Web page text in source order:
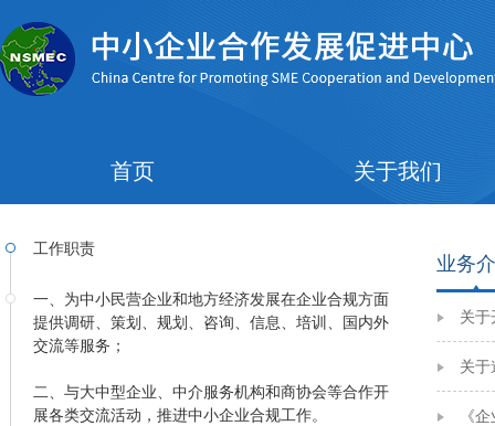
首页 关于我们
工作职责
一、 为中小民营企业和地方经济发展在企业合规方面
提供调研、策划、规划、咨询、信息、培训、国内外
交流等服务；
二
、与大中型企业、中介服务机构和商协会等合作开
展各类交流活动，推进中小企业合规工作。
业务
关于
关于
《